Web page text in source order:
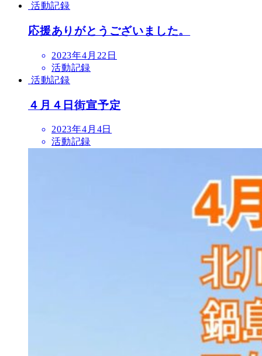
活動記録
応援ありがとうございました。
2023年4月22日
活動記録
活動記録
４月４日街宣予定
2023年4月4日
活動記録